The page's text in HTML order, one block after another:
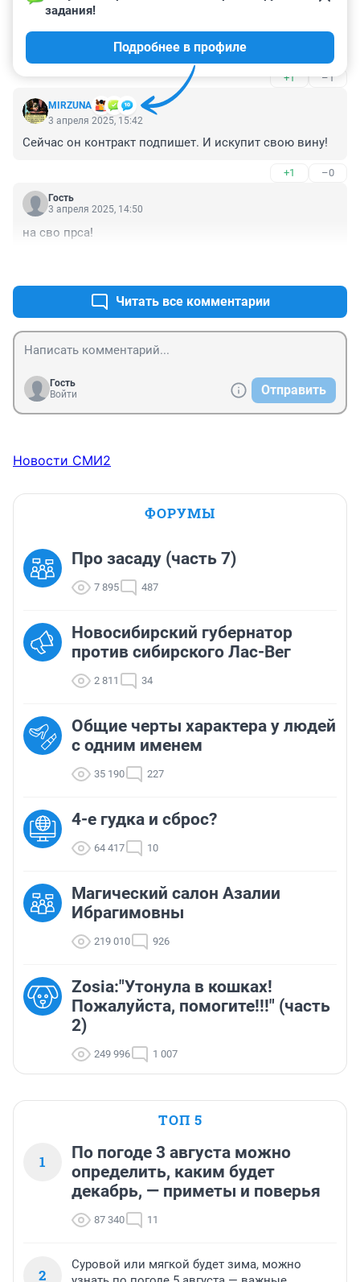
Гость
Закон о домашнем насилии нужен и точка.
+1 –1
MIRZUNA
задания!
Подробнее в профиле
3 апреля 2025, 15:42
Сейчас он контракт подпишет. И искупит свою вину!
+1 –0
Гость
3 апреля 2025, 14:50
на сво прса!
Читать все комментарии
Гость
Войти
Отправить
Новости СМИ2
ФОРУМЫ
Про засаду (часть 7)
7 895 487
Новосибирский губернатор
против сибирского Лас-Вег
2 811 34
Общие черты характера у людей
с одним именем
35 190 227
4-е гудка и сброс?
64 417 10
Магический салон Азалии
Ибрагимовны
219 010 926
Zosia:"Утонула в кошках!
Пожалуйста, помогите!!!" (часть
2)
249 996 1 007
ТОП 5
1
По погоде 3 августа можно
определить, каким будет
декабрь, — приметы и поверья
87 340 11
2
Суровой или мягкой будет зима, можно